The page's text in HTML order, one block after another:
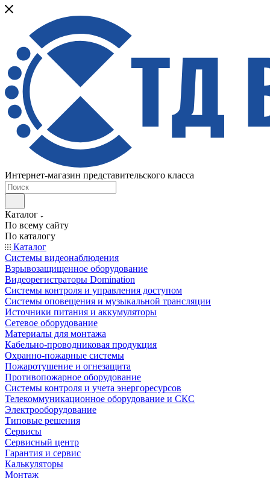
Интернет-магазин представительского класса
Каталог
По всему сайту
По каталогу
Каталог
Системы видеонаблюдения
Взрывозащищенное оборудование
Видеорегистраторы Domination
Системы контроля и управления доступом
Системы оповещения и музыкальной трансляции
Источники питания и аккумуляторы
Сетевое оборудование
Материалы для монтажа
Кабельно-проводниковая продукция
Охранно-пожарные системы
Пожаротушение и огнезащита
Противопожарное оборудование
Системы контроля и учета энергоресурсов
Телекоммуникационное оборудование и СКС
Электрооборудование
Типовые решения
Сервисы
Сервисный центр
Гарантия и сервис
Калькуляторы
Монтаж